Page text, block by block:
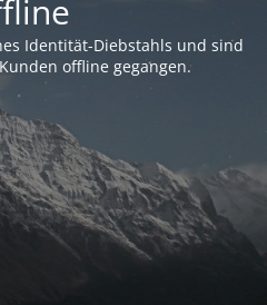
Identität-Diebstahls und sind
offline gegangen.